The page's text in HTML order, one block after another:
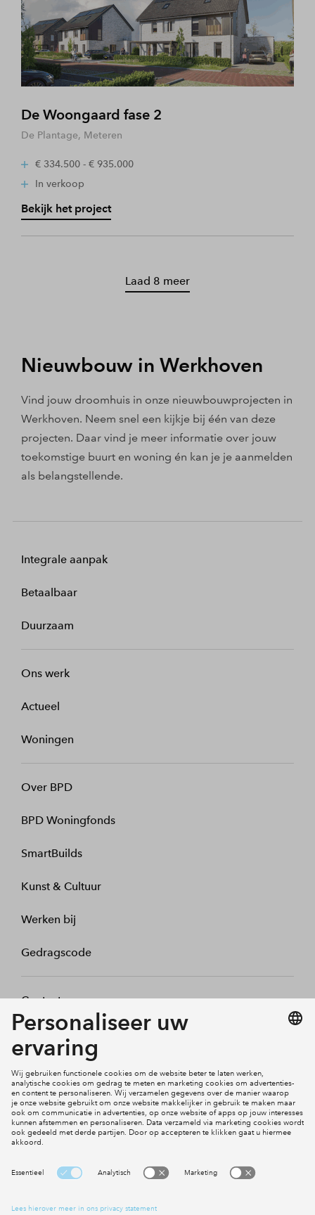
De Woongaard fase 2
De Plantage, Meteren
€ 334.500 - € 935.000
In verkoop
Bekijk het project
Laad 8 meer
Nieuwbouw in Werkhoven
Vind jouw droomhuis in onze nieuwbouwprojecten in
Werkhoven. Neem snel een kijkje bij één van deze
projecten. Daar vind je meer informatie over jouw
toekomstige buurt en woning én kan je je aanmelden
als belangstellende.
Integrale aanpak
Betaalbaar
Duurzaam
Ons werk
Actueel
Woningen
Over BPD
BPD Woningfonds
SmartBuilds
Kunst & Cultuur
Werken bij
Gedragscode
Contact
Mijn profiel
Social Media
Cookies